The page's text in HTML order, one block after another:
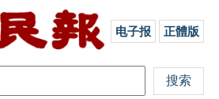
电子报 正體版